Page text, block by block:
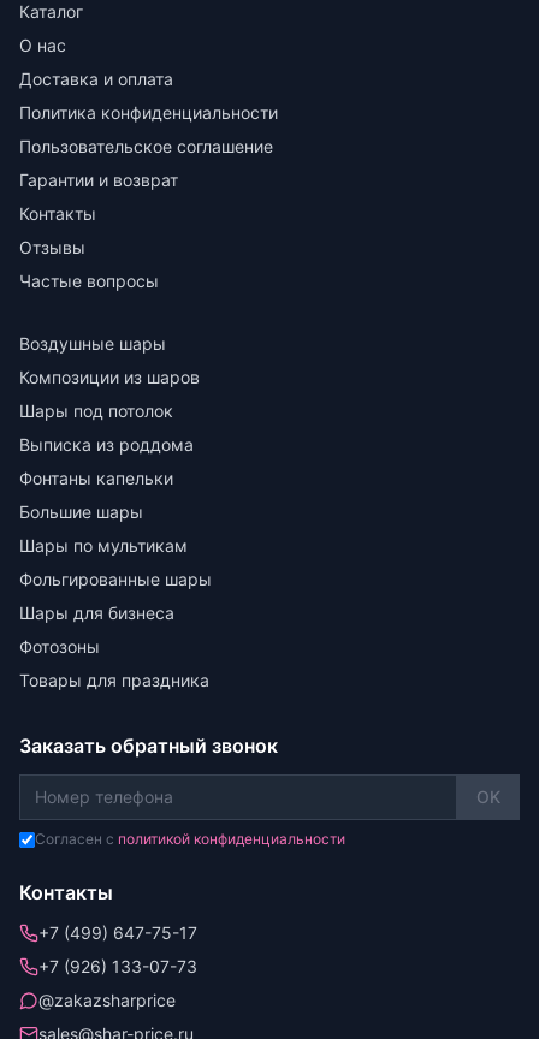
Каталог
О нас
Доставка и оплата
Политика конфиденциальности
Пользовательское соглашение
Гарантии и возврат
Контакты
Отзывы
Частые вопросы
Воздушные шары
Композиции из шаров
Шары под потолок
Выписка из роддома
Фонтаны капельки
Большие шары
Шары по мультикам
Фольгированные шары
Шары для бизнеса
Фотозоны
Товары для праздника
Заказать обратный звонок
OK
Согласен с политикой конфиденциальности
Контакты
+7 (499) 647-75-17
+7 (926) 133-07-73
@zakazsharprice
sales@shar-price.ru